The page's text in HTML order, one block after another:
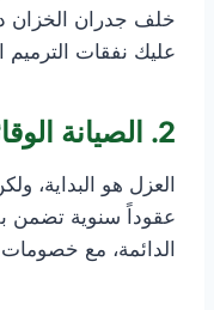
خلف جدران الخزان
عليك نفقات الترميم
2. الصيانة الوقائية والتعقيم الدوري
العزل هو البداية،
عقوداً سنوية تضمن
الدائمة، مع خصومات تصل إلى 50%